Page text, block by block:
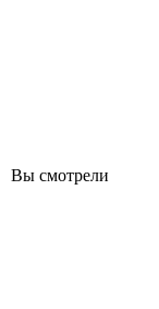
Вы смотрели